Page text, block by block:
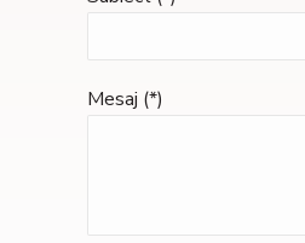
Mesaj (*)